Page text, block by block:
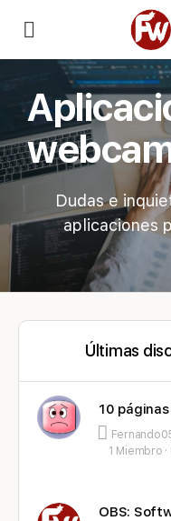
Dudas e
aplicaciones
Últimas
10
1 Miembro ·
OBS: